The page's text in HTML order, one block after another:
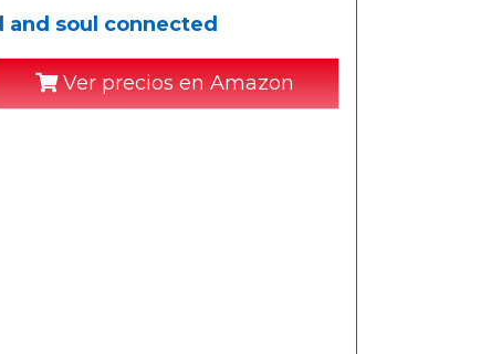
soul connected
Ver precios en Amazon